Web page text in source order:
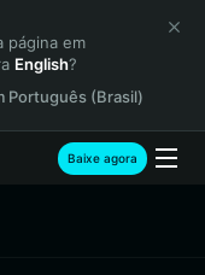
página em
English?
Português (Brasil)
Baixe agora